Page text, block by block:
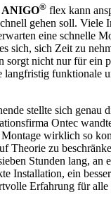
ANIGO® flex kann
gehen soll. Viele
eine schnelle
sich, sich Zeit zu
sorgt nicht nur für ein
langfristig funktionale
stellte sich genau
Ontec
wirklich so
Theorie zu
Stunden lang, an
Installation, ein
Erfahrung für alle